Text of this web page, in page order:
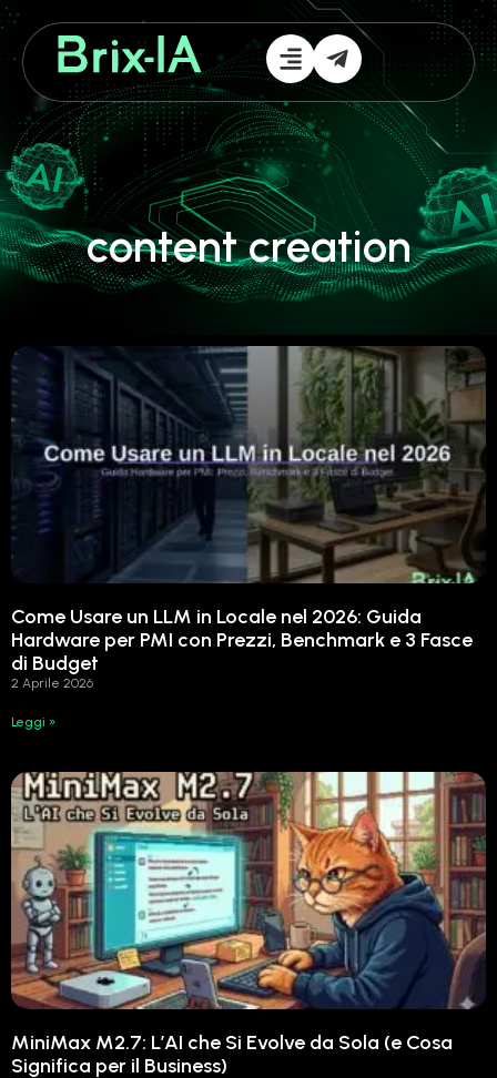
content creation
Come Usare un LLM in Locale nel 2026: Guida
Hardware per PMI con Prezzi, Benchmark e 3 Fasce
di Budget
2 Aprile 2026
Leggi »
MiniMax M2.7: L’AI che Si Evolve da Sola (e Cosa
Significa per il Business)